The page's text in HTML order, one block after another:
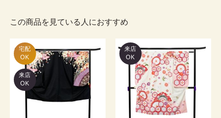
この商品を見ている人におすすめ
宅配
OK
来店
OK
来店
OK